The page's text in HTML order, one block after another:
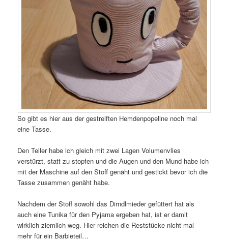
So gibt es hier aus der gestreiften Hemdenpopeline noch mal
eine Tasse.
Den Teller habe ich gleich mit zwei Lagen Volumenvlies
verstürzt, statt zu stopfen und die Augen und den Mund habe ich
mit der Maschine auf den Stoff genäht und gestickt bevor ich die
Tasse zusammen genäht habe.
Nachdem der Stoff sowohl das Dirndlmieder gefüttert hat als
auch eine Tunika für den Pyjama ergeben hat, ist er damit
wirklich ziemlich weg. Hier reichen die Reststücke nicht mal
mehr für ein Barbieteil…